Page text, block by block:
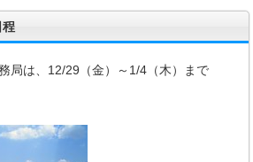
程
局は、12/29（金）～1/4（木）まで